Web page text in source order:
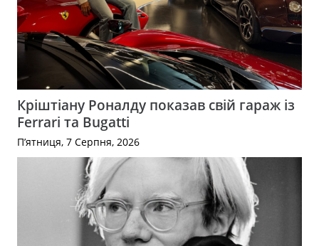
Кріштіану Роналду показав свій гараж із
Ferrari та Bugatti
П’ятниця, 7 Серпня, 2026